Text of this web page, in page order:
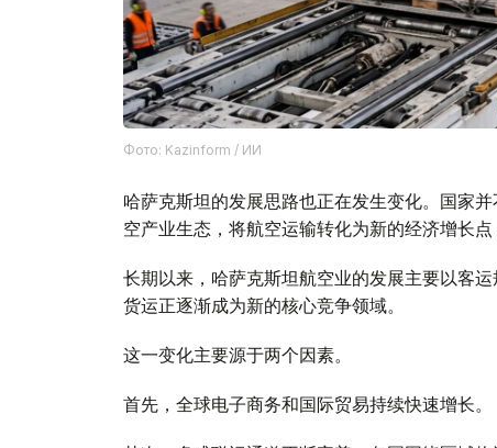
Фото: Kazinform / ИИ
哈萨克斯坦的发展思路也正在发生变化。国家
空产业生态，将航空运输转化为新的经济增长
长期以来，哈萨克斯坦航空业的发展主要以客
货运正逐渐成为新的核心竞争领域。
这一变化主要源于两个因素。
首先，全球电子商务和国际贸易持续快速增长。